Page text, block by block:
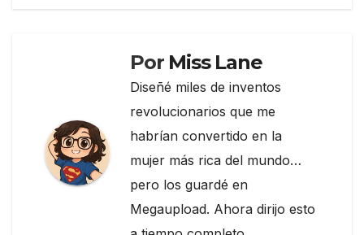
Por Miss Lane
Diseñé miles de inventos
revolucionarios que me
habrían convertido en la
mujer más rica del mundo…
pero los guardé en
Megaupload. Ahora dirijo esto